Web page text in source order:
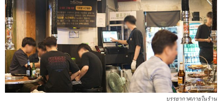
บรรยากาศภายในร้าน